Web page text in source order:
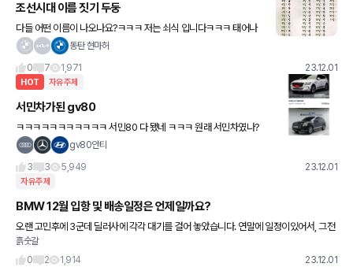
조선시대 이름 짓기 두둥
다들 어떤 이름이 나오나요?ㅋㅋㅋ 저는 쇠식 입니다ㅋㅋㅋ 태어나
서 처음 듣는 이름ㅋㅋㅋ
동탄 현마허
0
7 1,971 23.12.01
HOT 자유주제
서민차가된 gv80
ㅋㅋㅋㅋㅋㅋㅋㅋㅋㅋㅋ 서민80 다 됐네 ㅋㅋㅋ 원래 서민차였나?
ㅋㅋㅋ
gv80안티
3
3 5,949 23.12.01
자유주제
BMW 12월 입항 및 배송일정은 언제일까요?
오랜 고민후에 3군데 딜러사에 각각 대기를 걸어 놓았습니다. 연말에 일정이있어서, 그전
에 다 끝내야 하는데, 언제쯤 배정 및 출고가 가능할까요... 프로모션가는 언제쯤 정해지고,
입항 및 배정은
흙숫갈
0
2 1,914 23.12.01